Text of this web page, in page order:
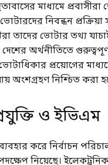
মাধ্যমে
নিবন্ধন
তাদের ভোটার তথ্য
দেশের অর্থনীতিতে
প্রয়োগের
অংশগ্রহণ নিশ্চিত করা
ও ইভিএম
করে নির্বাচন
নিয়েছে।